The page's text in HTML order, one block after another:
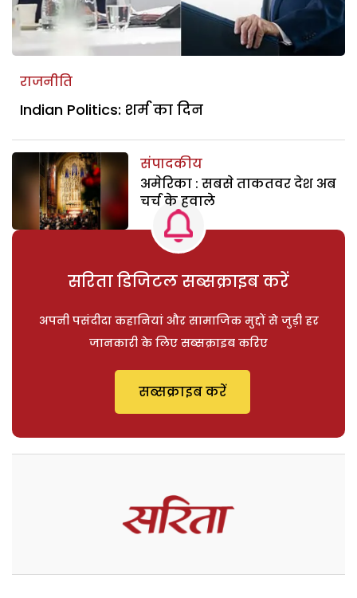
राजनीति
Indian Politics: शर्म का दिन
संपादकीय
अमेरिका : सबसे ताकतवर देश अब
चर्च के हवाले
सरिता डिजिटल सब्सक्राइब करें
अपनी पसंदीदा कहानियां और सामाजिक मुद्दों से जुड़ी हर
जानकारी के लिए सब्सक्राइब करिए
सब्सक्राइब करें